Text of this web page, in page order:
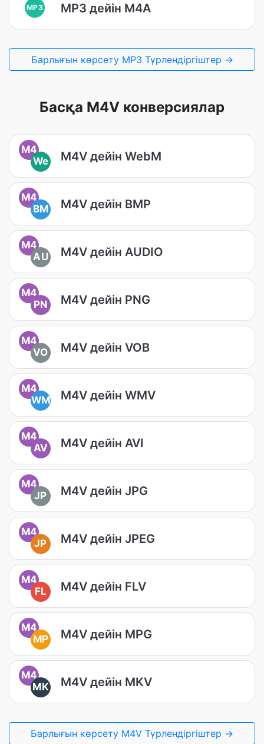
MP3 MP3 дейін M4A
Барлығын көрсету MP3 Түрлендіргіштер →
Басқа M4V конверсиялар
M4
We
M4V дейін WebM
M4
BM
M4V дейін BMP
M4
AU
M4V дейін AUDIO
M4
PN
M4V дейін PNG
M4
VO
M4V дейін VOB
M4
WM
M4V дейін WMV
M4
AV
M4V дейін AVI
M4
JP
M4V дейін JPG
M4
JP
M4V дейін JPEG
M4
FL
M4V дейін FLV
M4
MP
M4V дейін MPG
M4
MK
M4V дейін MKV
Барлығын көрсету M4V Түрлендіргіштер →